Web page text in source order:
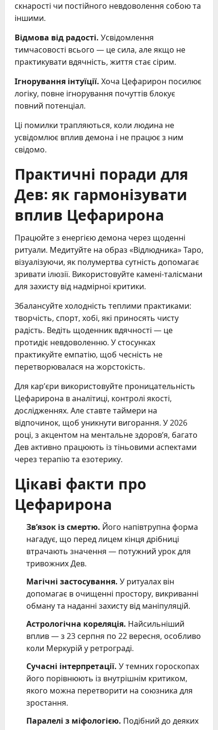
скнарості чи постійного невдоволення собою та
іншими.
Відмова від радості. Усвідомлення
тимчасовості всього — це сила, але якщо не
практикувати вдячність, життя стає сірим.
Ігнорування інтуїції. Хоча Цефарирон посилює
логіку, повне ігнорування почуттів блокує
повний потенціал.
Ці помилки трапляються, коли людина не
усвідомлює вплив демона і не працює з ним
свідомо.
Практичні поради для
Дев: як гармонізувати
вплив Цефарирона
Працюйте з енергією демона через щоденні
ритуали. Медитуйте на образ «Відлюдника» Таро,
візуалізуючи, як полумертва сутність допомагає
зривати ілюзії. Використовуйте камені-талісмани
для захисту від надмірної критики.
Збалансуйте холодність теплими практиками:
творчість, спорт, хобі, які приносять чисту
радість. Ведіть щоденник вдячності — це
протидіє невдоволенню. У стосунках
практикуйте емпатію, щоб чесність не
перетворювалася на жорстокість.
Для кар’єри використовуйте проницательність
Цефарирона в аналітиці, контролі якості,
дослідженнях. Але ставте таймери на
відпочинок, щоб уникнути вигорання. У 2026
році, з акцентом на ментальне здоров’я, багато
Дев активно працюють із тіньовими аспектами
через терапію та езотерику.
Цікаві факти про
Цефарирона
Зв’язок із смертю. Його напівтрупна форма
нагадує, що перед лицем кінця дрібниці
втрачають значення — потужний урок для
тривожних Дев.
Магічні застосування. У ритуалах він
допомагає в очищенні простору, викриванні
обману та наданні захисту від маніпуляцій.
Астрологічна кореляція. Найсильніший
вплив — з 23 серпня по 22 вересня, особливо
коли Меркурій у ретрограді.
Сучасні інтерпретації. У темних гороскопах
його порівнюють із внутрішнім критиком,
якого можна перетворити на союзника для
зростання.
Паралелі з міфологією. Подібний до деяких